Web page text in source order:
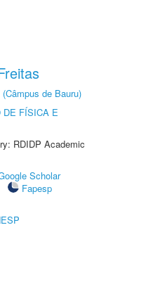
de Bauru)
DE FÍSICA E
RDIDP Academic
Scholar
Fapesp